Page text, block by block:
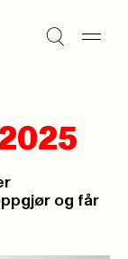
og får